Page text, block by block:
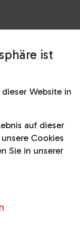
ist
Website in
auf dieser
Cookies
Sie in unserer